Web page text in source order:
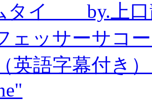
タイ by.上口
ェッサーサコ
英語字幕付き